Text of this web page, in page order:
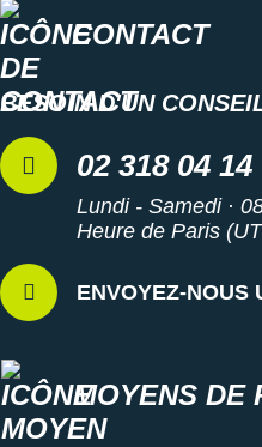
CONTACT
BESOIN D'UN
02 318 04 14
Lundi - Samedi ·
Heure de Paris
ENVOYEZ-NOUS
MOYENS DE